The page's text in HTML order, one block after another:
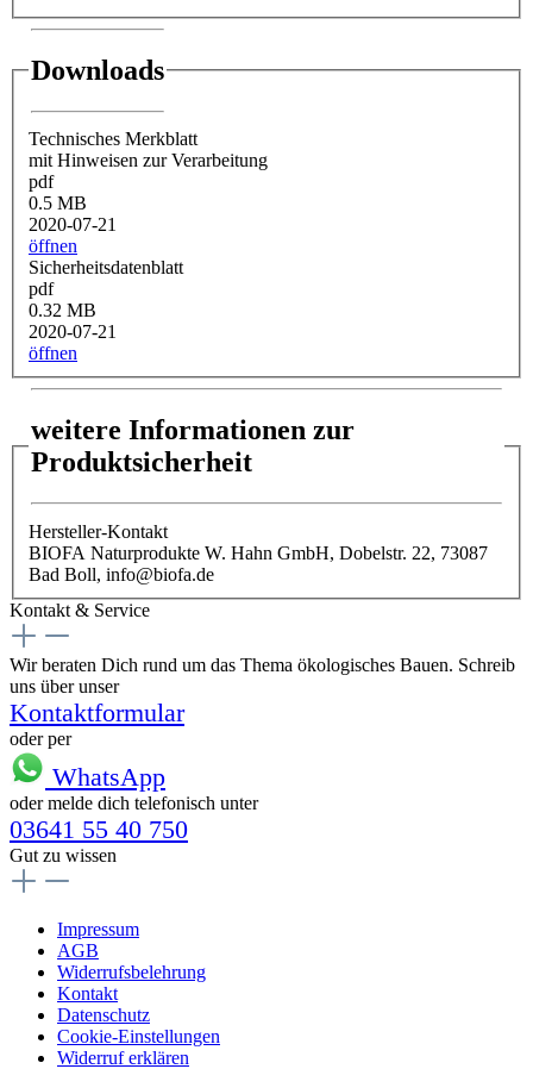
Downloads
Technisches Merkblatt
mit Hinweisen zur Verarbeitung
pdf
0.5 MB
2020-07-21
öffnen
Sicherheitsdatenblatt
pdf
0.32 MB
2020-07-21
öffnen
weitere Informationen zur
Produktsicherheit
Hersteller-Kontakt
BIOFA Naturprodukte W. Hahn GmbH, Dobelstr. 22, 73087
Bad Boll, info@biofa.de
Kontakt & Service
Wir beraten Dich rund um das Thema ökologisches Bauen. Schreib
uns über unser
Kontaktformular
oder per
WhatsApp
oder melde dich telefonisch unter
03641 55 40 750
Gut zu wissen
Impressum
AGB
Widerrufsbelehrung
Kontakt
Datenschutz
Cookie-Einstellungen
Widerruf erklären